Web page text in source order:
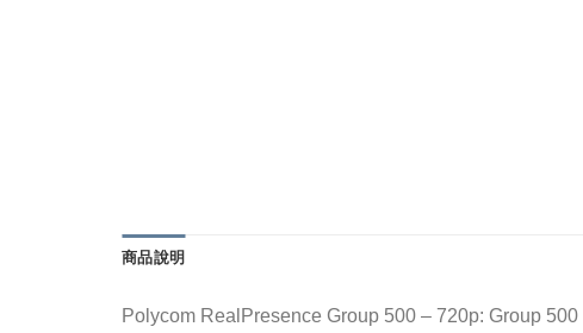
商品說明
Polycom RealPresence Group 500 – 720p: Group